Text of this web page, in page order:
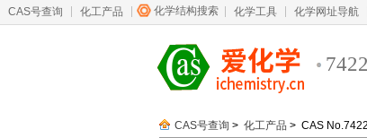
CAS号查询 化工产品 化学结构搜索 化学工具 化学网址导航
CAS号查询 > 化工产品 > CAS